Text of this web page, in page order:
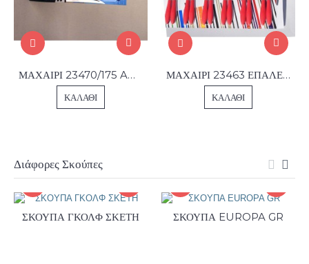
ΜΑΧΑΙΡΙ 23470/175 AMALFI
ΚΑΛΆΘΙ
ΜΑΧΑΙΡΙ 23463 ΕΠΑΛΕΙΨΗΣ 2ΤΜ ΤR
ΚΑΛΆΘΙ
Διάφορες Σκούπες
ΣΚΟΥΠΑ ΓΚΟΛΦ ΣΚΕΤΗ ΣΚΟΥΠΑ EUROPA GR